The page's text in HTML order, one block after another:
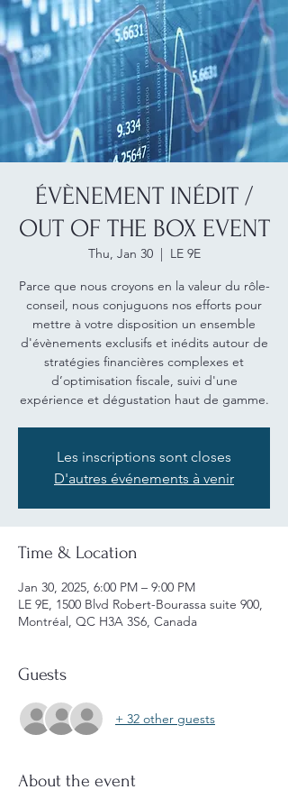
ÉVÈNEMENT INÉDIT /
OUT OF THE BOX EVENT
Thu, Jan 30
  |
LE 9E
Parce que nous croyons en la valeur du rôle-
conseil, nous conjuguons nos efforts pour
mettre à votre disposition un ensemble
d'évènements exclusifs et inédits autour de
stratégies financières complexes et
d’optimisation fiscale, suivi d'une
expérience et dégustation haut de gamme.
Les inscriptions sont closes
D'autres événements à venir
Time & Location
Jan 30, 2025, 6:00 PM – 9:00 PM
LE 9E, 1500 Blvd Robert-Bourassa suite 900,
Montréal, QC H3A 3S6, Canada
Guests
+ 32 other guests
About the event